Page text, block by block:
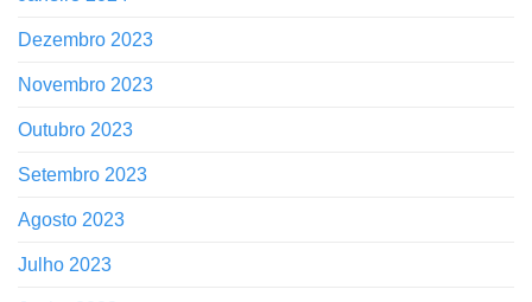
Dezembro 2023
Novembro 2023
Outubro 2023
Setembro 2023
Agosto 2023
Julho 2023